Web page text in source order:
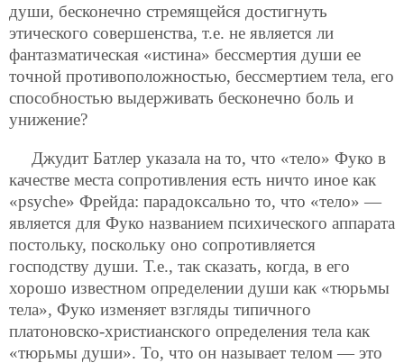
души, бесконечно стремящейся достигнуть
этического совершенства, т.е. не является ли
фантазматическая «истина» бессмертия души ее
точной противоположностью, бессмертием тела, его
способностью выдерживать бесконечно боль и
унижение?
Джудит Батлер указала на то, что «тело» Фуко в
качестве места сопротивления есть ничто иное как
«psyche» Фрейда: парадоксально то, что «тело» —
является для Фуко названием психического аппарата
постольку, поскольку оно сопротивляется
господству души. Т.е., так сказать, когда, в его
хорошо известном определении души как «тюрьмы
тела», Фуко изменяет взгляды типичного
платоновско-христианского определения тела как
«тюрьмы души». То, что он называет телом — это